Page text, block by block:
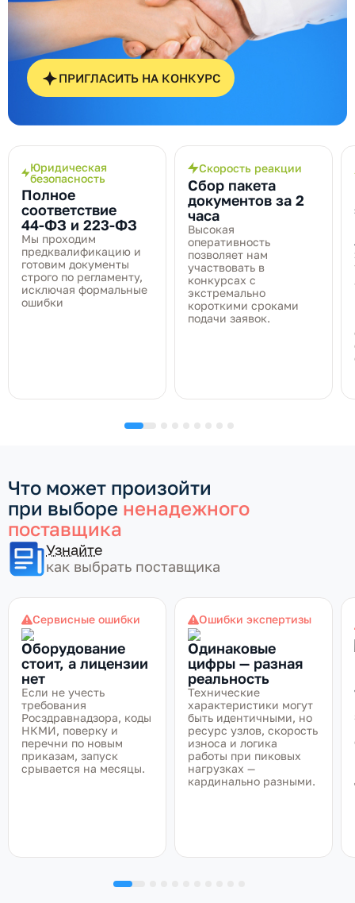
ПРИГЛАСИТЬ НА КОНКУРС
Юридическая
безопасность
Полное
соответствие
44‑ФЗ и 223‑ФЗ
Мы проходим
предквалификацию и
готовим документы
строго по регламенту,
исключая формальные
ошибки
Скорость реакции
Сбор пакета
документов за 2
часа
Высокая
оперативность
позволяет нам
участвовать в
конкурсах с
экстремально
короткими сроками
подачи заявок.
Что может произойти
при выборе ненадежного
поставщика
Узнайте
как выбрать поставщика
Сервисные ошибки
Оборудование
стоит, а лицензии
нет
Если не учесть
требования
Росздравнадзора, коды
НКМИ, поверку и
перечни по новым
приказам, запуск
срывается на месяцы.
Ошибки экспертизы
Одинаковые
цифры — разная
реальность
Технические
характеристики могут
быть идентичными, но
ресурс узлов, скорость
износа и логика
работы при пиковых
нагрузках —
кардинально разными.